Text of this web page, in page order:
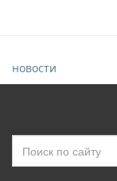
новости